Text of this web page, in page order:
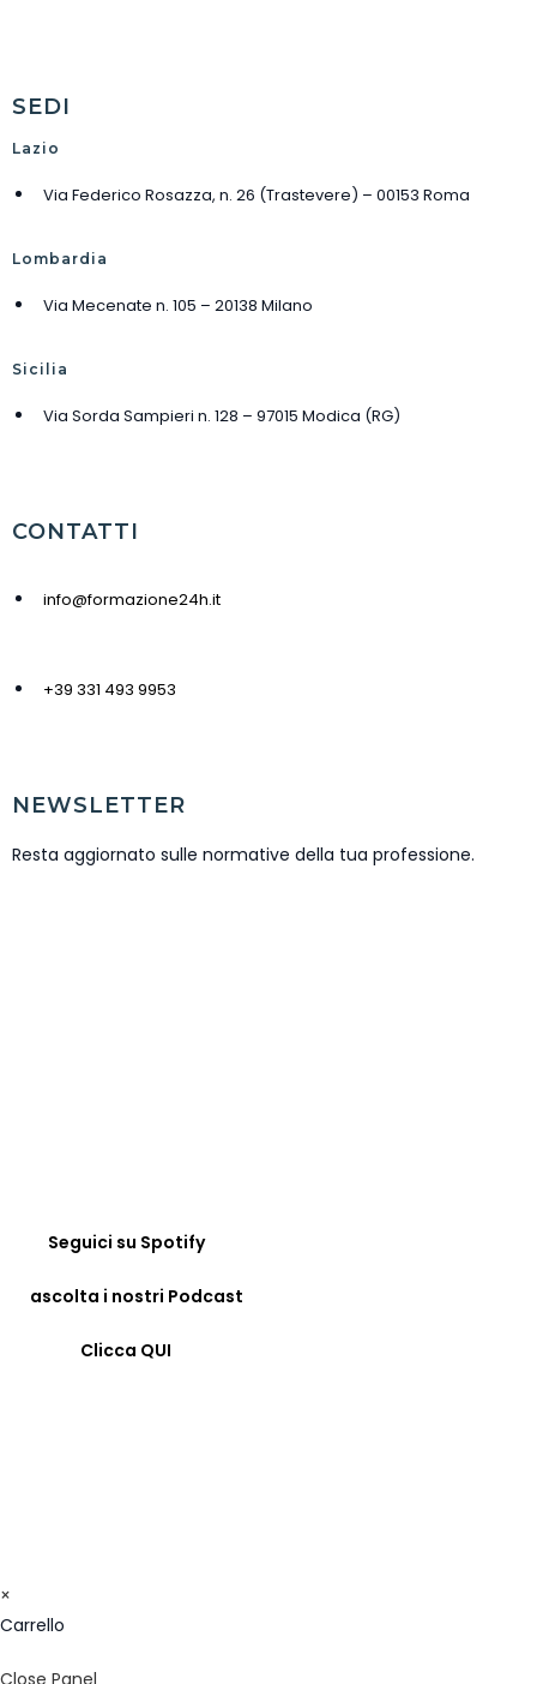
SEDI
Lazio
Via Federico Rosazza, n. 26 (Trastevere) – 00153 Roma
Lombardia
Via Mecenate n. 105 – 20138 Milano
Sicilia
Via Sorda Sampieri n. 128 – 97015 Modica (RG)
CONTATTI
info@formazione24h.it
+39 331 493 9953
NEWSLETTER
Resta aggiornato sulle normative della tua professione.
Seguici su Spotify
ascolta i nostri Podcast
Clicca QUI
×
Carrello